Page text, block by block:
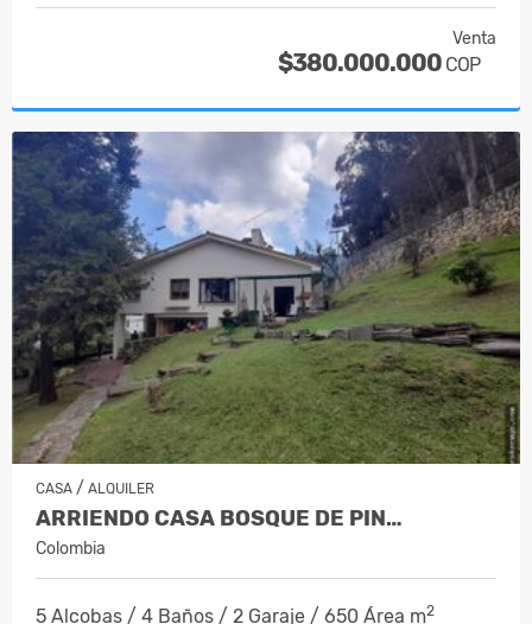
Venta
$380.000.000 COP
CASA / ALQUILER
ARRIENDO CASA BOSQUE DE PIN…
Colombia
5 Alcobas / 4 Baños / 2 Garaje / 650 Área m2